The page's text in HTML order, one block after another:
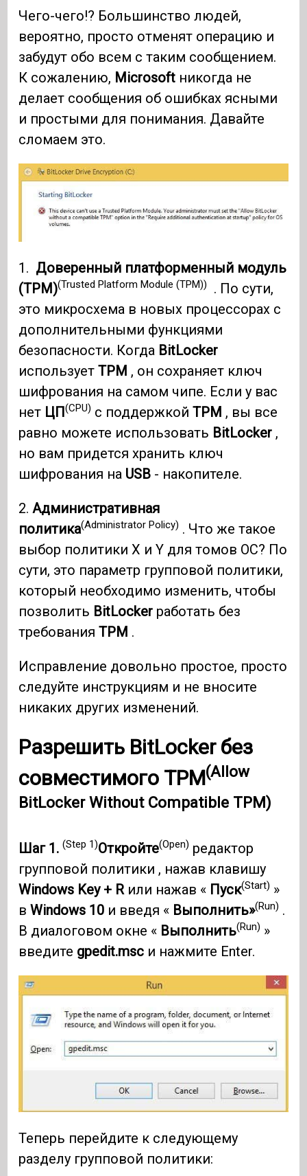
Чего-чего!? Большинство людей,
вероятно, просто отменят операцию и
забудут обо всем с таким сообщением.
К сожалению, Microsoft никогда не
делает сообщения об ошибках ясными
и простыми для понимания. Давайте
сломаем это.
1. Доверенный платформенный модуль
(TPM)(Trusted Platform Module (TPM))
. По сути,
это микросхема в новых процессорах с
дополнительными функциями
безопасности. Когда BitLocker
используетTPM , он сохраняет ключ
шифрования на самом чипе. Если у вас
нет ЦП(CPU) с поддержкойTPM , вы все
равно можете использовать BitLocker ,
но вам придется хранить ключ
шифрования на USB - накопителе.
2. Административная
политика(Administrator Policy) . Что же такое
выбор политики X и Y для томов ОС? По
сути, это параметр групповой политики,
который необходимо изменить, чтобы
позволить BitLocker работать без
требованияTPM .
Исправление довольно простое, просто
следуйте инструкциям и не вносите
никаких других изменений.
Разрешить BitLocker без
совместимого TPM(Allow
BitLocker Without Compatible TPM)
Шаг 1.(Step 1)Откройте(Open) редактор
групповой политики , нажав клавишу
Windows Key + R или нажав « Пуск(Start) »
вWindows 10 и введя « Выполнить»(Run) .
В диалоговом окне « Выполнить(Run) »
введите gpedit.msc и нажмите Enter.
Теперь перейдите к следующему
разделу групповой политики: